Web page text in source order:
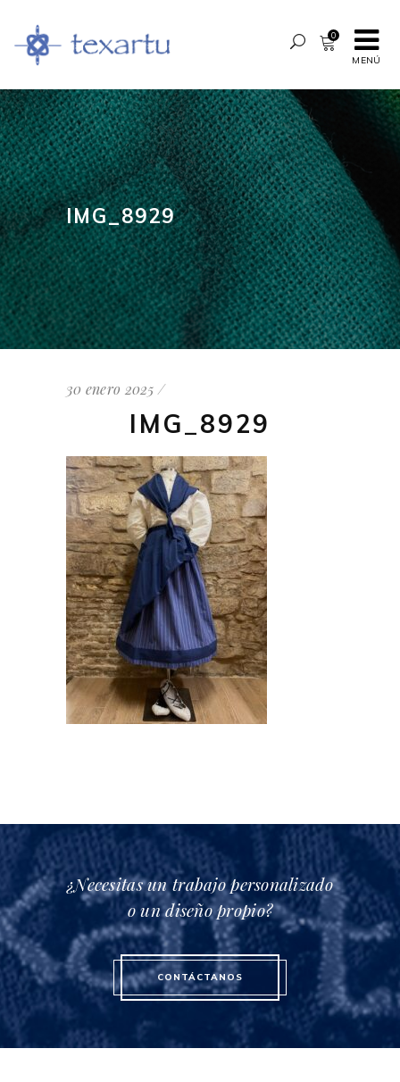
MENÚ
0
IMG_8929
30 enero 2025
IMG_8929
¿Necesitas un trabajo personalizado
o un diseño propio?
CONTÁCTANOS